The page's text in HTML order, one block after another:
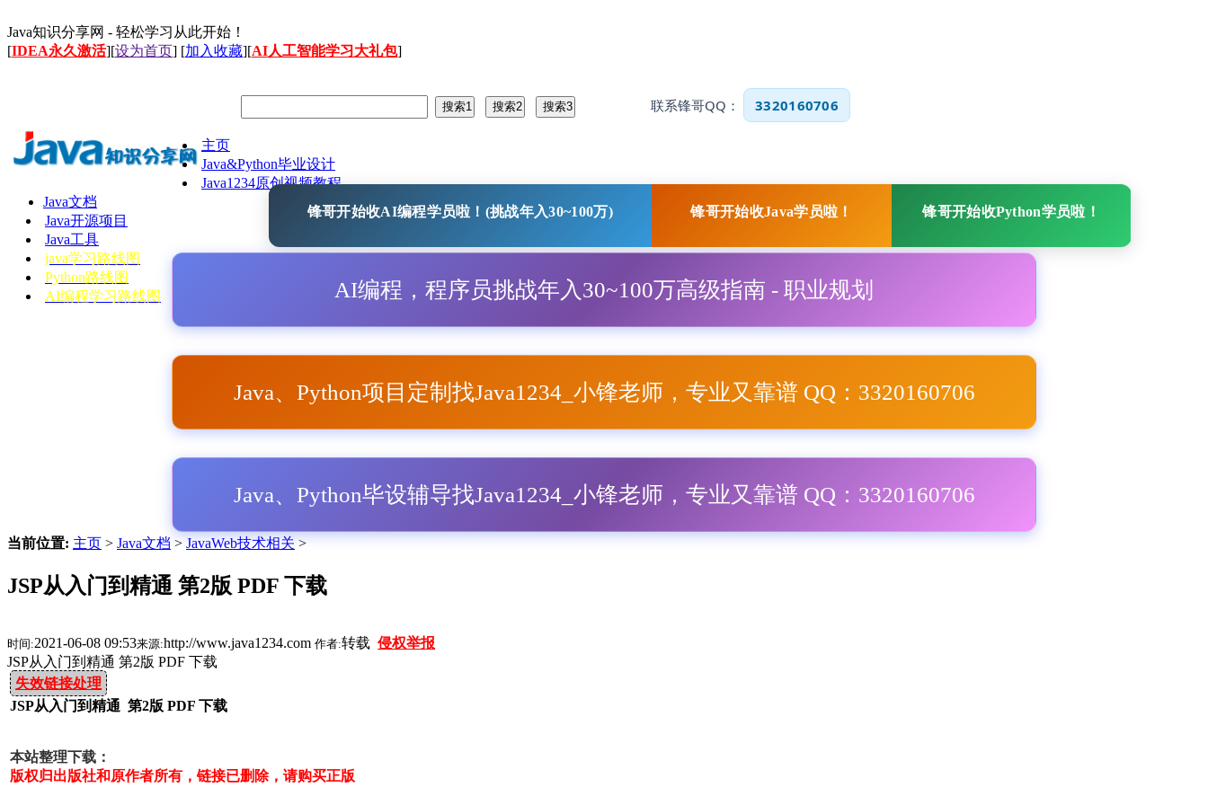
Java知识分享网 - 轻松学习从此开始！
[IDEA永久激活][设为首页] [加入收藏][AI人工智能学习大礼包]
联系锋哥QQ： 3320160706
主页
Java&Python毕业设计
Java1234原创视频教程
Java文档
Java开源项目
Java工具
java学习路线图
Python路线图
AI编程学习路线图
锋哥开始收AI编程学员啦！(挑战年入30~100万) 锋哥开始收Java学员啦！ 锋哥开始收Python学员啦！
AI编程，程序员挑战年入30~100万高级指南 - 职业规划
Java、Python项目定制找Java1234_小锋老师，专业又靠谱 QQ：3320160706
Java、Python毕设辅导找Java1234_小锋老师，专业又靠谱 QQ：3320160706
当前位置: 主页 > Java文档 > JavaWeb技术相关 >
JSP从入门到精通 第2版 PDF 下载
时间:2021-06-08 09:53来源:http://www.java1234.com 作者:转载 侵权举报
JSP从入门到精通 第2版 PDF 下载
失效链接处理
JSP从入门到精通 第2版 PDF 下载
本站整理下载：
版权归出版社和原作者所有，链接已删除，请购买正版